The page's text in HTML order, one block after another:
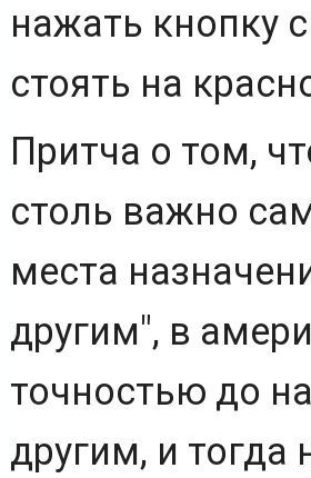
нажать кнопку
стоять на
Притча о том,
столь важно
места
другим", в
точностью до
другим, и тогда